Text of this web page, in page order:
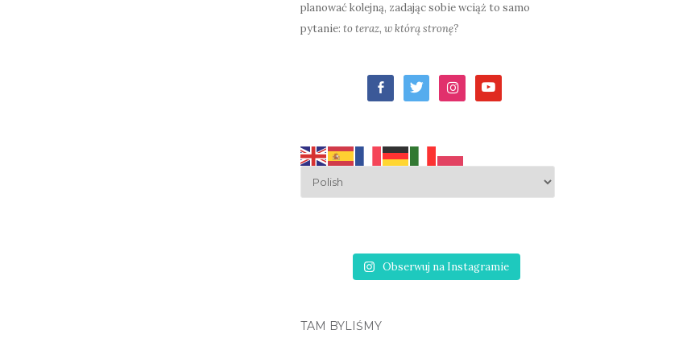
planować kolejną, zadając sobie wciąż to samo
pytanie: to teraz, w którą stronę?
facebook-
alt
twitterinstagramyoutube
Obserwuj na Instagramie
TAM BYLIŚMY